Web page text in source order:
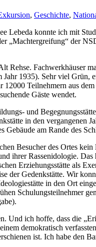
, Geschichte,
Lebeda konnte ich mit
„Machtergreifung“ der
Rehse. Fachwerkhäuser
1935). Sehr viel Grün,
Teilnehmern aus
Gäste wendet.
und
in den vergangenen
Gebäude am Rande des
Besucher des Ortes
ihrer Rassenidologie.
Erziehungsstätte als
der Gedenkstätte. Wir
in den Ort
Schulungsteilnehmer
Und ich hoffe, dass die
demokratisch
ist. Ich habe den